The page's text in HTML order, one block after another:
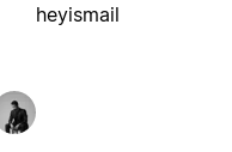
heyismail